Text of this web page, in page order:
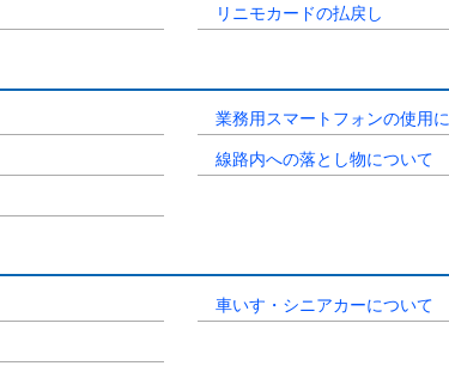
リニモカードの払戻し
業務用スマートフォンの使用
線路内への落とし物について
車いす・シニアカーについて